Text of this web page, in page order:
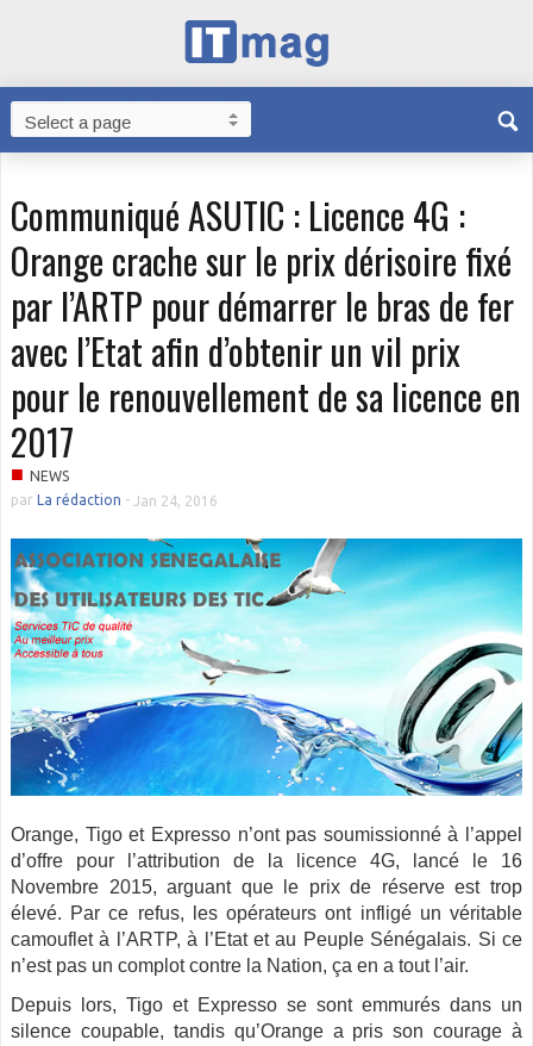
Communiqué ASUTIC : Licence 4G :
Orange crache sur le prix dérisoire fixé
par l’ARTP pour démarrer le bras de fer
avec l’Etat afin d’obtenir un vil prix
pour le renouvellement de sa licence en
2017
■ NEWS
par La rédaction - Jan 24, 2016
Orange, Tigo et Expresso n’ont pas soumissionné à l’appel
d’offre pour l’attribution de la licence 4G, lancé le 16
Novembre 2015, arguant que le prix de réserve est trop
élevé. Par ce refus, les opérateurs ont infligé un véritable
camouflet à l’ARTP, à l’Etat et au Peuple Sénégalais. Si ce
n’est pas un complot contre la Nation, ça en a tout l’air.
Depuis lors, Tigo et Expresso se sont emmurés dans un
silence coupable, tandis qu’Orange a pris son courage à